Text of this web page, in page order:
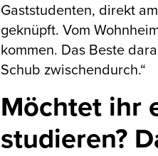
Gaststudenten, direkt
geknüpft. Vom
kommen. Das Beste
Schub zwischendurch.“
Möchtet ihr
studieren?